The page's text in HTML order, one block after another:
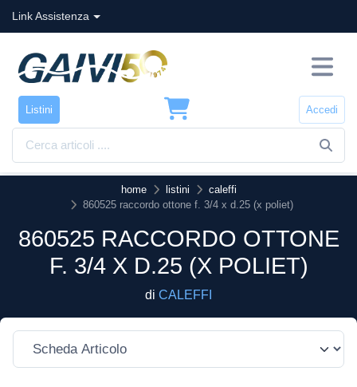
Link Assistenza
Listini Accedi
home listini
caleffi
860525 raccordo ottone f. 3/4 x d.25 (x poliet)
860525 RACCORDO OTTONE
F. 3/4 X D.25 (X POLIET)
di CALEFFI